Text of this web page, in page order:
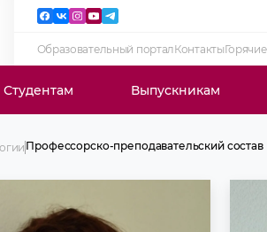
Образовательный порталКонтакты
Студентам Выпускникам
Профессорско-преподавательский состав
Профессорско-преподавательский состав
Клиническая ординатура
Интернатура